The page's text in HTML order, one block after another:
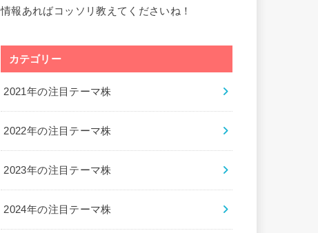
情報あればコッソリ教えてくださいね！
カテゴリー
2021年の注目テーマ株
2022年の注目テーマ株
2023年の注目テーマ株
2024年の注目テーマ株